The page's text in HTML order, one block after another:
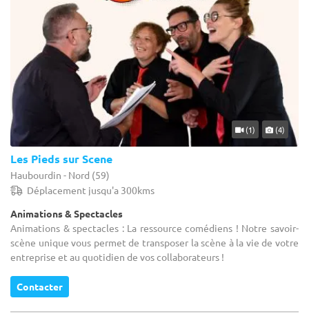
(1) (4)
Les Pieds sur Scene
Haubourdin - Nord (59)
Déplacement jusqu'a 300kms
Animations & Spectacles
Animations & spectacles : La ressource comédiens ! Notre savoir-
scène unique vous permet de transposer la scène à la vie de votre
entreprise et au quotidien de vos collaborateurs !
Contacter